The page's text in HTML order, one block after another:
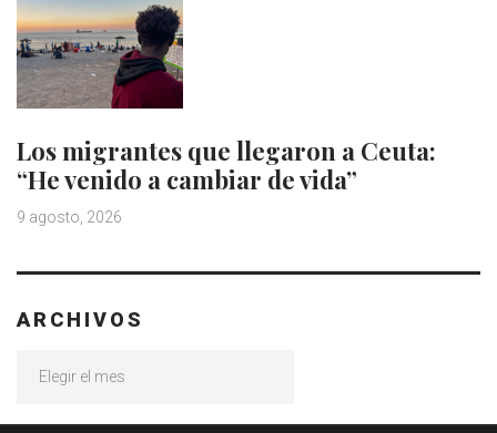
Los migrantes que llegaron a Ceuta:
“He venido a cambiar de vida”
9 agosto, 2026
ARCHIVOS